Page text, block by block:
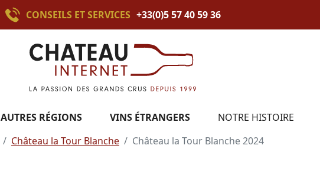
CONSEILS ET SERVICES +33(0)5 57 40 59 36
AUTRES RÉGIONS VINS ÉTRANGERS NOTRE HISTOIRE
Château la Tour Blanche Château la Tour Blanche 2024